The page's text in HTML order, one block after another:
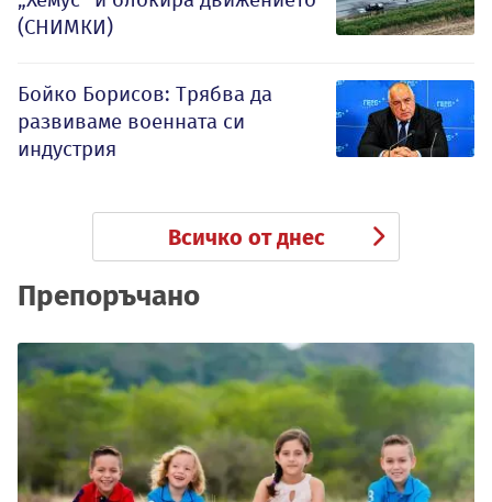
(СНИМКИ)
Бойко Борисов: Трябва да
развиваме военната си
индустрия
Всичко от днес
Препоръчано